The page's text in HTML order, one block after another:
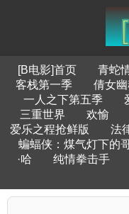
[B电影]首页 青蛇
客栈第一季
倩女
一人之下第五季
三重世界
欢愉
爱乐之程抢鲜版
法
蝙蝠侠：煤气灯下的
·哈
纯情拳击手